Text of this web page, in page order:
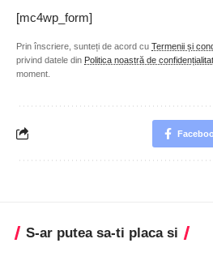
[mc4wp_form]
Prin înscriere, sunteți de acord cu Termenii și
privind datele din Politica noastră de
moment.
S-ar putea sa-ti placa si